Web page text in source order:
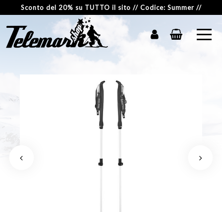
Sconto del 20% su TUTTO il sito // Codice: Summer //